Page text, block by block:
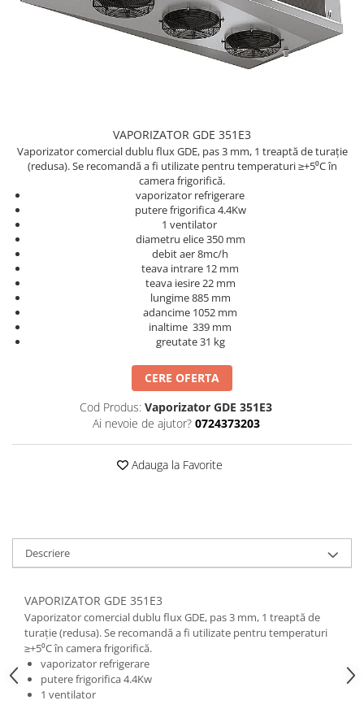
REZISTENTE DIGIVRARE
REZISTENTE SILICONICE
Ventilatoare turbina
VENTILATOARE AXIALE
Compresoare Cubigel R134a
Compresoare Cubigel R404a
VAPORIZATOARE LU-VE
VAPORIZATOR GDE 351E3
Vaporizator comercial dublu flux GDE, pas 3 mm, 1 treaptă de turație
(redusa). Se recomandă a fi utilizate pentru temperaturi ≥+5⁰C în
camera frigorifică.
vaporizator refrigerare
putere frigorifica 4.4Kw
1 ventilator
diametru elice 350 mm
debit aer 8mc/h
teava intrare 12 mm
teava iesire 22 mm
lungime 885 mm
adancime 1052 mm
inaltime 339 mm
greutate 31 kg
CERE OFERTA
Cod Produs: Vaporizator GDE 351E3
Ai nevoie de ajutor? 0724373203
Adauga la Favorite
Descriere
VAPORIZATOR GDE 351E3
Vaporizator comercial dublu flux GDE, pas 3 mm, 1 treaptă de
turație (redusa). Se recomandă a fi utilizate pentru temperaturi
≥+5⁰C în camera frigorifică.
vaporizator refrigerare
putere frigorifica 4.4Kw
1 ventilator